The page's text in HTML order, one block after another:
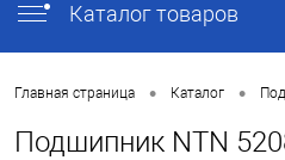
Каталог товаров
Главная страница • Каталог •
Подшипник NTN